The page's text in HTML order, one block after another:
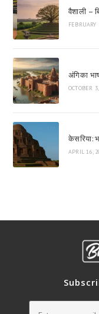
वैशाली –
FEBRUARY
अंगिका
OCTOBER
केसरिया:
APRIL 16,